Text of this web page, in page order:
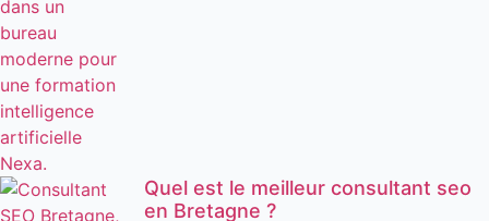
Quel est le meilleur consultant seo
en Bretagne ?